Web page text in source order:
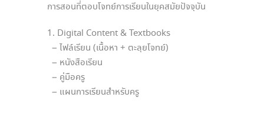
การสอนที่ตอบโจทย์การเรียนในยุคสมัยปัจจุบัน
1. Digital Content & Textbooks
– ไฟล์เรียน (เนื้อหา + ตะลุยโจทย์)
– หนังสือเรียน
– คู่มือครู
– แผนการเรียนสำหรับครู